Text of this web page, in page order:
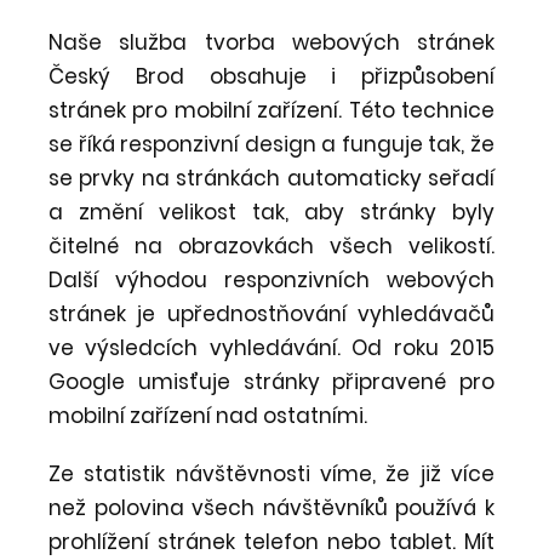
Naše služba tvorba webových stránek
Český Brod obsahuje i přizpůsobení
stránek pro mobilní zařízení. Této technice
se říká responzivní design a funguje tak, že
se prvky na stránkách automaticky seřadí
a změní velikost tak, aby stránky byly
čitelné na obrazovkách všech velikostí.
Další výhodou responzivních webových
stránek je upřednostňování vyhledávačů
ve výsledcích vyhledávání. Od roku 2015
Google umisťuje stránky připravené pro
mobilní zařízení nad ostatními.
Ze statistik návštěvnosti víme, že již více
než polovina všech návštěvníků používá k
prohlížení stránek telefon nebo tablet. Mít